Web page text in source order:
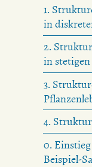
1.
in
2.
in
3.
4.
0.
Beispiel-